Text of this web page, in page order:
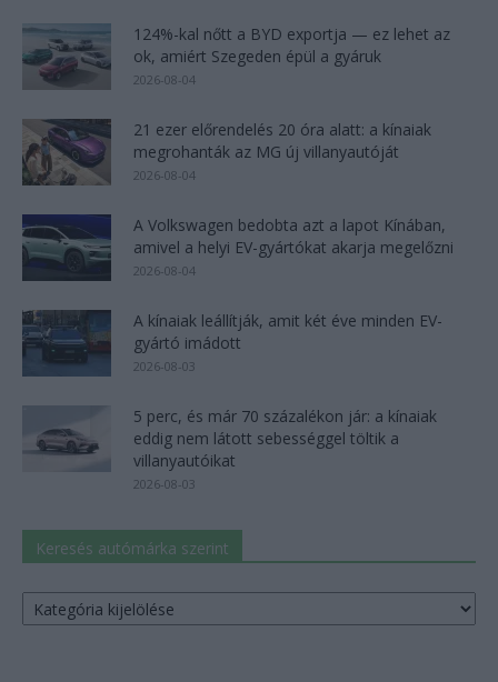
124%-kal nőtt a BYD exportja — ez lehet az
ok, amiért Szegeden épül a gyáruk
2026-08-04
21 ezer előrendelés 20 óra alatt: a kínaiak
megrohanták az MG új villanyautóját
2026-08-04
A Volkswagen bedobta azt a lapot Kínában,
amivel a helyi EV-gyártókat akarja megelőzni
2026-08-04
A kínaiak leállítják, amit két éve minden EV-
gyártó imádott
2026-08-03
5 perc, és már 70 százalékon jár: a kínaiak
eddig nem látott sebességgel töltik a
villanyautóikat
2026-08-03
Keresés autómárka szerint
Keresés
autómárka